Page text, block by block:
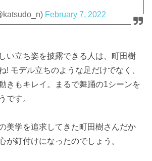
February 7, 2022
い立ち姿を披露できる人は、町田樹
! モデル立ちのような足だけでなく、
きもキレイ。まるで舞踊の1シーンを
です。
美学を追求してきた町田樹さんだか
が釘付けになったのでしょう。